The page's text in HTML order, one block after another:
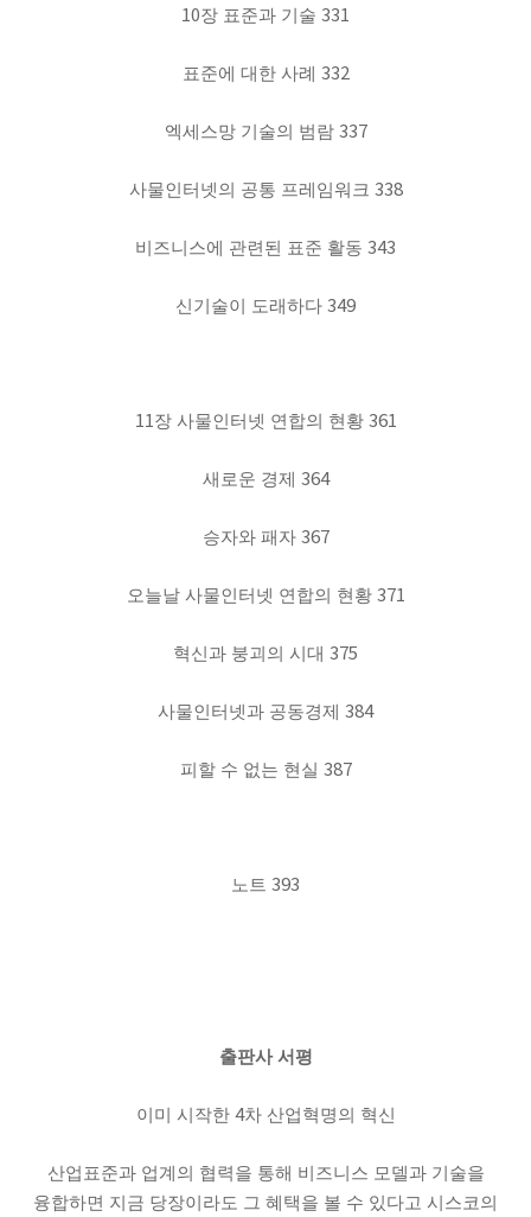
10장 표준과 기술 331
표준에 대한 사례 332
엑세스망 기술의 범람 337
사물인터넷의 공통 프레임워크 338
비즈니스에 관련된 표준 활동 343
신기술이 도래하다 349
11장 사물인터넷 연합의 현황 361
새로운 경제 364
승자와 패자 367
오늘날 사물인터넷 연합의 현황 371
혁신과 붕괴의 시대 375
사물인터넷과 공동경제 384
피할 수 없는 현실 387
노트 393
출판사 서평
이미 시작한 4차 산업혁명의 혁신
산업표준과 업계의 협력을 통해 비즈니스 모델과 기술을
융합하면 지금 당장이라도 그 혜택을 볼 수 있다고 시스코의